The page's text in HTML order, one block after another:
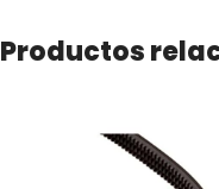
Productos